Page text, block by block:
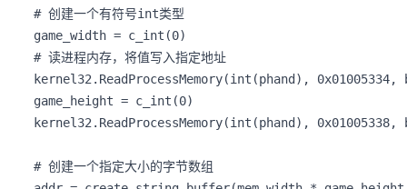
  # 创建一个有符号int类型
  game_width = c_int(0)
  # 读进程内存，将值写入指定地址
kernel32.ReadProcessMemory(int(phand), 0x01005334,
  game_height = c_int(0)
kernel32.ReadProcessMemory(int(phand), 0x01005338,
  # 创建一个指定大小的字节数组